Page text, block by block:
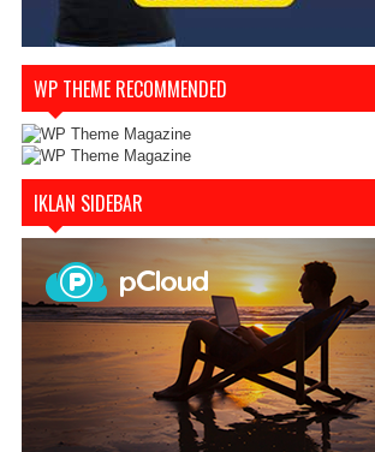
WP THEME RECOMMENDED
IKLAN SIDEBAR